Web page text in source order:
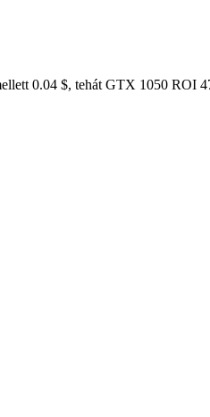
0.04 $, tehát GTX 1050 ROI